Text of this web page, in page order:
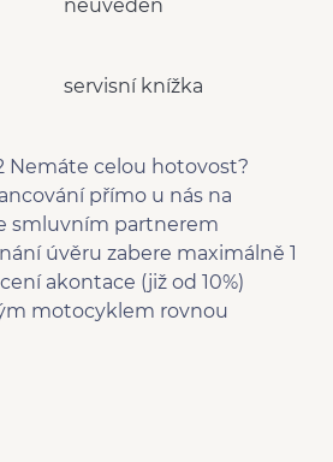
neuveden
servisní knížka
Nemáte celou hotovost?
přímo u nás na
smluvním partnerem
úvěru zabere maximálně 1
akontace (již od 10%)
motocyklem rovnou